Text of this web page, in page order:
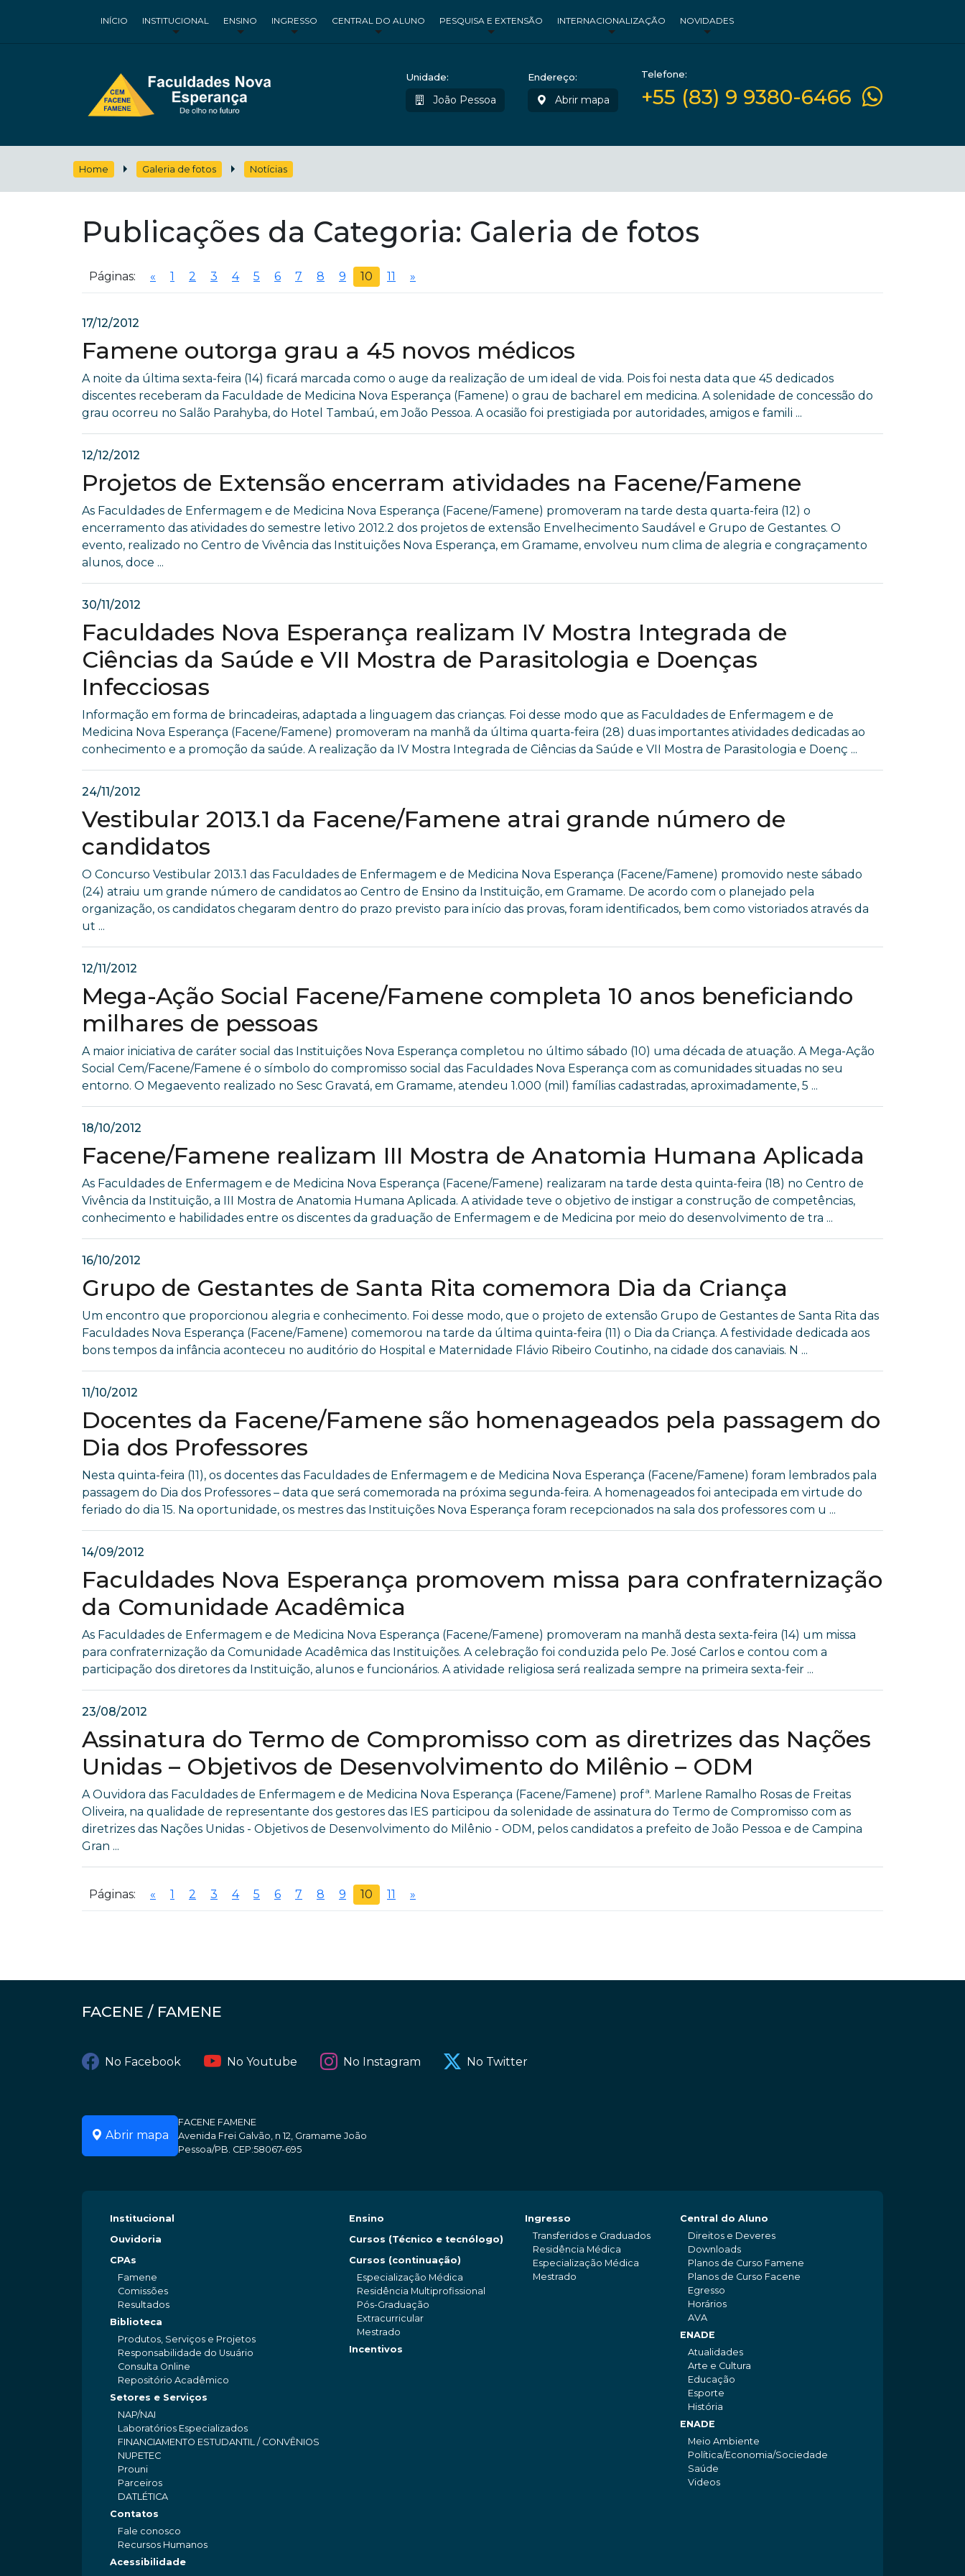
INÍCIO INSTITUCIONAL ENSINO INGRESSO CENTRAL DO ALUNO PESQUISA E EXTENSÃO INTERNACIONALIZAÇÃO NOVIDADES
Unidade:
João Pessoa
Endereço:
Abrir mapa
Telefone:
+55 (83) 9 9380-6466
Home Galeria de fotos Notícias
Publicações da Categoria: Galeria de fotos
Páginas: « 1 2 3 4 5 6 7 8 9 10 11 »
17/12/2012
Famene outorga grau a 45 novos médicos
A noite da última sexta-feira (14) ficará marcada como o auge da realização de um ideal de vida. Pois foi nesta data que 45 dedicados
discentes receberam da Faculdade de Medicina Nova Esperança (Famene) o grau de bacharel em medicina. A solenidade de concessão do
grau ocorreu no Salão Parahyba, do Hotel Tambaú, em João Pessoa. A ocasião foi prestigiada por autoridades, amigos e famili ...
12/12/2012
Projetos de Extensão encerram atividades na Facene/Famene
As Faculdades de Enfermagem e de Medicina Nova Esperança (Facene/Famene) promoveram na tarde desta quarta-feira (12) o
encerramento das atividades do semestre letivo 2012.2 dos projetos de extensão Envelhecimento Saudável e Grupo de Gestantes. O
evento, realizado no Centro de Vivência das Instituições Nova Esperança, em Gramame, envolveu num clima de alegria e congraçamento
alunos, doce ...
30/11/2012
Faculdades Nova Esperança realizam IV Mostra Integrada de
Ciências da Saúde e VII Mostra de Parasitologia e Doenças
Infecciosas
Informação em forma de brincadeiras, adaptada a linguagem das crianças. Foi desse modo que as Faculdades de Enfermagem e de
Medicina Nova Esperança (Facene/Famene) promoveram na manhã da última quarta-feira (28) duas importantes atividades dedicadas ao
conhecimento e a promoção da saúde. A realização da IV Mostra Integrada de Ciências da Saúde e VII Mostra de Parasitologia e Doenç ...
24/11/2012
Vestibular 2013.1 da Facene/Famene atrai grande número de
candidatos
O Concurso Vestibular 2013.1 das Faculdades de Enfermagem e de Medicina Nova Esperança (Facene/Famene) promovido neste sábado
(24) atraiu um grande número de candidatos ao Centro de Ensino da Instituição, em Gramame. De acordo com o planejado pela
organização, os candidatos chegaram dentro do prazo previsto para início das provas, foram identificados, bem como vistoriados através da
ut ...
12/11/2012
Mega-Ação Social Facene/Famene completa 10 anos beneficiando
milhares de pessoas
A maior iniciativa de caráter social das Instituições Nova Esperança completou no último sábado (10) uma década de atuação. A Mega-Ação
Social Cem/Facene/Famene é o símbolo do compromisso social das Faculdades Nova Esperança com as comunidades situadas no seu
entorno. O Megaevento realizado no Sesc Gravatá, em Gramame, atendeu 1.000 (mil) famílias cadastradas, aproximadamente, 5 ...
18/10/2012
Facene/Famene realizam III Mostra de Anatomia Humana Aplicada
As Faculdades de Enfermagem e de Medicina Nova Esperança (Facene/Famene) realizaram na tarde desta quinta-feira (18) no Centro de
Vivência da Instituição, a III Mostra de Anatomia Humana Aplicada. A atividade teve o objetivo de instigar a construção de competências,
conhecimento e habilidades entre os discentes da graduação de Enfermagem e de Medicina por meio do desenvolvimento de tra ...
16/10/2012
Grupo de Gestantes de Santa Rita comemora Dia da Criança
Um encontro que proporcionou alegria e conhecimento. Foi desse modo, que o projeto de extensão Grupo de Gestantes de Santa Rita das
Faculdades Nova Esperança (Facene/Famene) comemorou na tarde da última quinta-feira (11) o Dia da Criança. A festividade dedicada aos
bons tempos da infância aconteceu no auditório do Hospital e Maternidade Flávio Ribeiro Coutinho, na cidade dos canaviais. N ...
11/10/2012
Docentes da Facene/Famene são homenageados pela passagem do
Dia dos Professores
Nesta quinta-feira (11), os docentes das Faculdades de Enfermagem e de Medicina Nova Esperança (Facene/Famene) foram lembrados pala
passagem do Dia dos Professores – data que será comemorada na próxima segunda-feira. A homenageados foi antecipada em virtude do
feriado do dia 15. Na oportunidade, os mestres das Instituições Nova Esperança foram recepcionados na sala dos professores com u ...
14/09/2012
Faculdades Nova Esperança promovem missa para confraternização
da Comunidade Acadêmica
As Faculdades de Enfermagem e de Medicina Nova Esperança (Facene/Famene) promoveram na manhã desta sexta-feira (14) um missa
para confraternização da Comunidade Acadêmica das Instituições. A celebração foi conduzida pelo Pe. José Carlos e contou com a
participação dos diretores da Instituição, alunos e funcionários. A atividade religiosa será realizada sempre na primeira sexta-feir ...
23/08/2012
Assinatura do Termo de Compromisso com as diretrizes das Nações
Unidas – Objetivos de Desenvolvimento do Milênio – ODM
A Ouvidora das Faculdades de Enfermagem e de Medicina Nova Esperança (Facene/Famene) profª. Marlene Ramalho Rosas de Freitas
Oliveira, na qualidade de representante dos gestores das IES participou da solenidade de assinatura do Termo de Compromisso com as
diretrizes das Nações Unidas - Objetivos de Desenvolvimento do Milênio - ODM, pelos candidatos a prefeito de João Pessoa e de Campina
Gran ...
Páginas: « 1 2 3 4 5 6 7 8 9 10 11 »
FACENE / FAMENE
No Facebook No Youtube No Instagram No Twitter
Abrir mapa
FACENE FAMENE
Avenida Frei Galvão, n 12, Gramame João
Pessoa/PB. CEP:58067-695
Institucional
Ouvidoria
CPAs
Famene
Comissões
Resultados
Biblioteca
Produtos, Serviços e Projetos
Responsabilidade do Usuário
Consulta Online
Repositório Acadêmico
Setores e Serviços
NAP/NAI
Laboratórios Especializados
FINANCIAMENTO ESTUDANTIL / CONVÊNIOS
NUPETEC
Prouni
Parceiros
DATLÉTICA
Contatos
Fale conosco
Recursos Humanos
Acessibilidade
Ensino
Cursos (Técnico e tecnólogo)
Cursos (continuação)
Especialização Médica
Residência Multiprofissional
Pós-Graduação
Extracurricular
Mestrado
Incentivos
Ingresso
Transferidos e Graduados
Residência Médica
Especialização Médica
Mestrado
Central do Aluno
Direitos e Deveres
Downloads
Planos de Curso Famene
Planos de Curso Facene
Egresso
Horários
AVA
ENADE
Atualidades
Arte e Cultura
Educação
Esporte
História
ENADE
Meio Ambiente
Política/Economia/Sociedade
Saúde
Videos